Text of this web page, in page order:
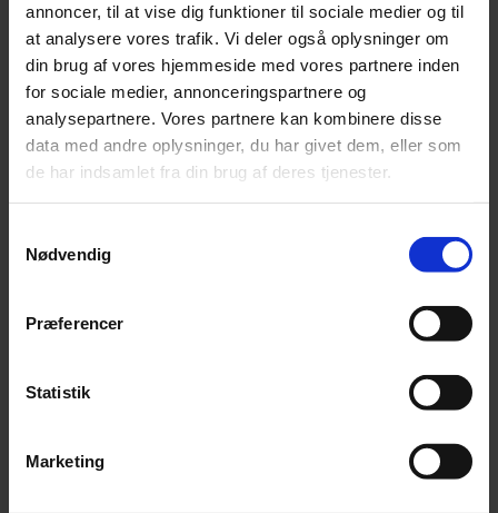
annoncer, til at vise dig funktioner til sociale medier og til
at analysere vores trafik. Vi deler også oplysninger om
din brug af vores hjemmeside med vores partnere inden
for sociale medier, annonceringspartnere og
analysepartnere. Vores partnere kan kombinere disse
data med andre oplysninger, du har givet dem, eller som
de har indsamlet fra din brug af deres tjenester.
Nødvendig
Præferencer
Statistik
Marketing